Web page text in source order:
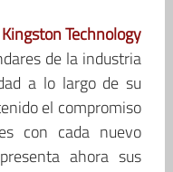
Kingston Technology
de la industria
a lo largo de su
el compromiso
con cada nuevo
ahora sus